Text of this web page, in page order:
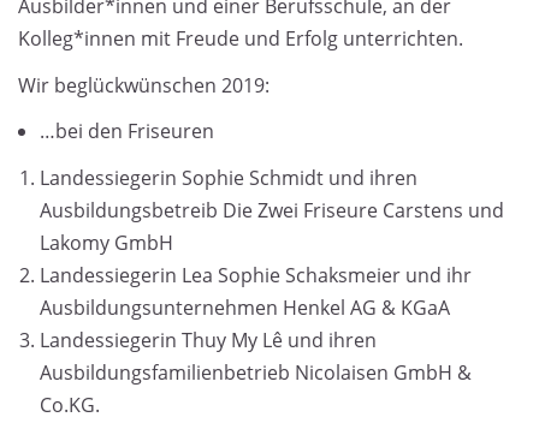
Ausbilder*innen und einer Berufsschule, an der
Kolleg*innen mit Freude und Erfolg unterrichten.
Wir beglückwünschen 2019:
…bei den Friseuren
Landessiegerin Sophie Schmidt und ihren
Ausbildungsbetreib Die Zwei Friseure Carstens und
Lakomy GmbH
Landessiegerin Lea Sophie Schaksmeier und ihr
Ausbildungsunternehmen Henkel AG & KGaA
Landessiegerin Thuy My Lê und ihren
Ausbildungsfamilienbetrieb Nicolaisen GmbH &
Co.KG.